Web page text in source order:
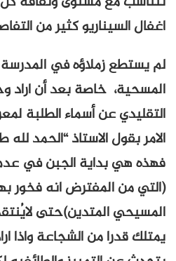
اغفال السيناريو كثير من
لم يستطع زملاؤه في
المسحية، خاصة بعد أن اراد
التقليدي عن أسماء الطلبة
الامر بقول الاستاذ “الحمد
فهذه هي بداية الجبن في
(التي من المفترض انه فخور
المسيحي المتدين)حتى
يمتلك قدرا من الشجاعة واذا